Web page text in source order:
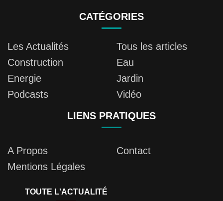
CATÉGORIES
Les Actualités
Tous les articles
Construction
Eau
Energie
Jardin
Podcasts
Vidéo
LIENS PRATIQUES
A Propos
Contact
Mentions Légales
TOUTE L'ACTUALITÉ